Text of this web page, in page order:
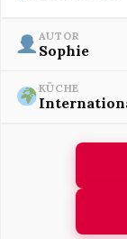
AUTOR
Sophie
KÜCHE